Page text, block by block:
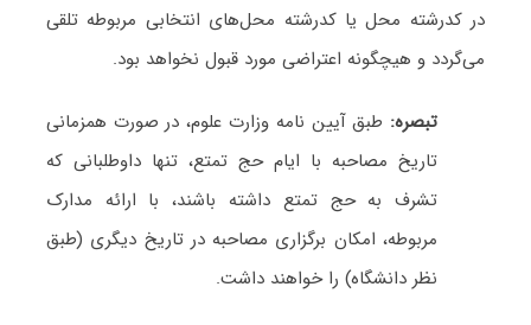
در کدرشته محل یا کدرشته محل‌های انتخابی مربوطه تلقی
می‌گردد و هیچگونه اعتراضی مورد قبول نخواهد بود.
تبصره: طبق آیین نامه وزارت علوم، در صورت همزمانی
تاریخ مصاحبه با ایام حج تمتع، تنها داوطلبانی که
تشرف به حج تمتع داشته باشند، با ارائه مدارک
مربوطه، امکان برگزاری مصاحبه در تاریخ دیگری (طبق
نظر دانشگاه) را خواهند داشت.